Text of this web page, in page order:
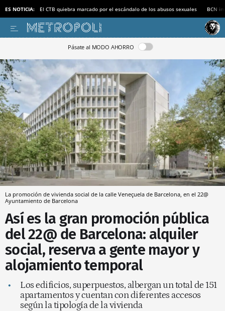
ES NOTICIA: El CTB quiebra marcado por el escándalo de los abusos sexuales BCN
Pásate al MODO AHORRO
La promoción de vivienda social de la calle Veneçuela de Barcelona, en el 22@
Ayuntamiento de Barcelona
Así es la gran promoción pública
del 22@ de Barcelona: alquiler
social, reserva a gente mayor y
alojamiento temporal
Los edificios, superpuestos, albergan un total de 151
apartamentos y cuentan con diferentes accesos
según la tipología de la vivienda